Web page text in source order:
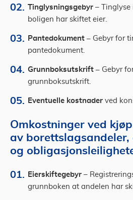
Tinglysningsgebyr –
boligen har skiftet eier.
Pantedokument – Gebyr for
pantedokument.
Grunnboksutskrift – Gebyr
grunnboksutskrift.
Eventuelle kostnader ved
Omkostninger ved kjøp
av
og
Eierskiftegebyr –
grunnboken at andelen har